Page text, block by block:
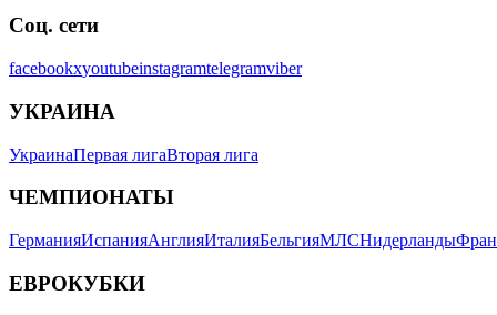
Соц. сети
facebookxyoutubeinstagramtelegramviber
УКРАИНА
УкраинаПервая лигаВторая лига
ЧЕМПИОНАТЫ
ГерманияИспанияАнглияИталияБельгияМЛСНидерланды
ЕВРОКУБКИ